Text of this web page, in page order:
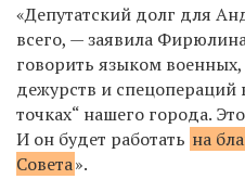
«Депутатский долг для
всего, — заявила
говорить языком
дежурств и спецопераций
точках“ нашего города.
И он будет работать на
Совета».